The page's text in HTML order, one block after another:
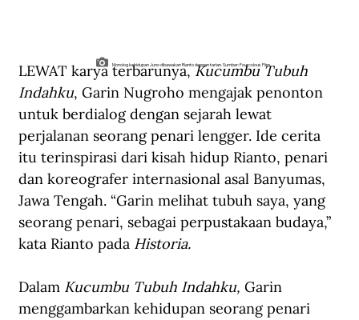
Monolog kehidupan Juno dibawakan Rianto dengan tarian. Sumber: Fourcolous Film.
LEWAT karya terbarunya, Kucumbu Tubuh
Indahku, Garin Nugroho mengajak penonton
untuk berdialog dengan sejarah lewat
perjalanan seorang penari lengger. Ide cerita
itu terinspirasi dari kisah hidup Rianto, penari
dan koreografer internasional asal Banyumas,
Jawa Tengah. “Garin melihat tubuh saya, yang
seorang penari, sebagai perpustakaan budaya,”
kata Rianto pada Historia.
Dalam Kucumbu Tubuh Indahku, Garin
menggambarkan kehidupan seorang penari